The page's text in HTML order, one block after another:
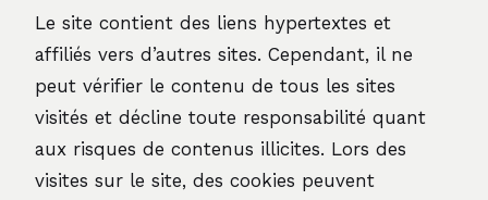
Le site contient des liens hypertextes et
affiliés vers d’autres sites. Cependant, il ne
peut vérifier le contenu de tous les sites
visités et décline toute responsabilité quant
aux risques de contenus illicites. Lors des
visites sur le site, des cookies peuvent